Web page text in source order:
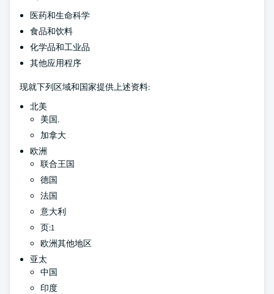
医药和生命科学
食品和饮料
化学品和工业品
其他应用程序
现就下列区域和国家提供上述资料:
北美
美国.
加拿大
欧洲
联合王国
德国
法国
意大利
页:1
欧洲其他地区
亚太
中国
印度